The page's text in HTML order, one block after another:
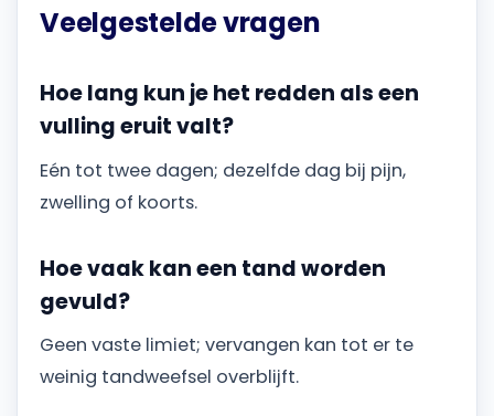
Veelgestelde vragen
Hoe lang kun je het redden als een
vulling eruit valt?
Eén tot twee dagen; dezelfde dag bij pijn,
zwelling of koorts.
Hoe vaak kan een tand worden
gevuld?
Geen vaste limiet; vervangen kan tot er te
weinig tandweefsel overblijft.